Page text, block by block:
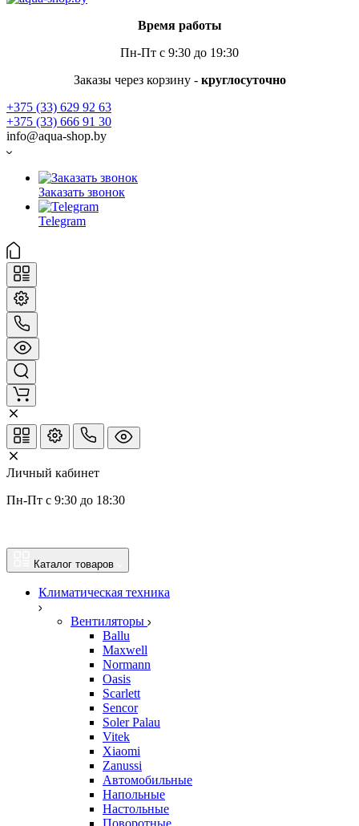
Время работы
Пн-Пт с 9:30 до 19:30
Заказы через корзину - круглосуточно
+375 (33) 629 92 63
+375 (33) 666 91 30
info@aqua-shop.by
Заказать звонок
Telegram
Личный кабинет
Пн-Пт с 9:30 до 18:30
Каталог товаров
Климатическая техника
Вентиляторы
Ballu
Maxwell
Normann
Oasis
Scarlett
Sencor
Soler Palau
Vitek
Xiaomi
Zanussi
Автомобильные
Напольные
Настольные
Поворотные